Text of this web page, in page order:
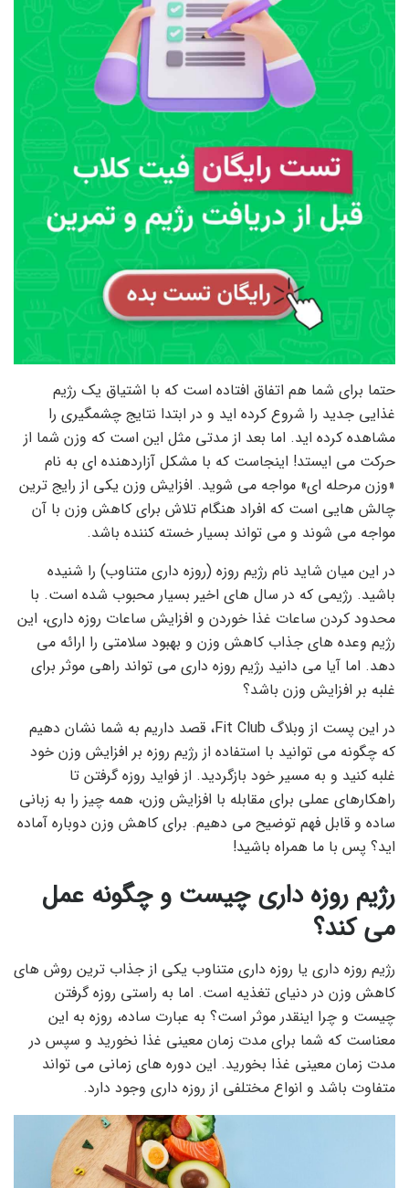
حتما برای شما هم اتفاق افتاده است که با اشتیاق یک رژیم
غذایی جدید را شروع کرده اید و در ابتدا نتایج چشمگیری را
مشاهده کرده اید. اما بعد از مدتی مثل این است که وزن شما از
حرکت می ایستد! اینجاست که با مشکل آزاردهنده ای به نام
«وزن مرحله ای» مواجه می شوید. افزایش وزن یکی از رایج ترین
چالش هایی است که افراد هنگام تلاش برای کاهش وزن با آن
مواجه می شوند و می تواند بسیار خسته کننده باشد.
در این میان شاید نام رژیم روزه (روزه داری متناوب) را شنیده
باشید. رژیمی که در سال های اخیر بسیار محبوب شده است. با
محدود کردن ساعات غذا خوردن و افزایش ساعات روزه داری، این
رژیم وعده های جذاب کاهش وزن و بهبود سلامتی را ارائه می
دهد. اما آیا می دانید رژیم روزه داری می تواند راهی موثر برای
غلبه بر افزایش وزن باشد؟
در این پست از وبلاگ Fit Club، قصد داریم به شما نشان دهیم
که چگونه می توانید با استفاده از رژیم روزه بر افزایش وزن خود
غلبه کنید و به مسیر خود بازگردید. از فواید روزه گرفتن تا
راهکارهای عملی برای مقابله با افزایش وزن، همه چیز را به زبانی
ساده و قابل فهم توضیح می دهیم. برای کاهش وزن دوباره آماده
اید؟ پس با ما همراه باشید!
رژیم روزه داری چیست و چگونه عمل
می کند؟
رژیم روزه داری یا روزه داری متناوب یکی از جذاب ترین روش های
کاهش وزن در دنیای تغذیه است. اما به راستی روزه گرفتن
چیست و چرا اینقدر موثر است؟ به عبارت ساده، روزه به این
معناست که شما برای مدت زمان معینی غذا نخورید و سپس در
مدت زمان معینی غذا بخورید. این دوره های زمانی می تواند
متفاوت باشد و انواع مختلفی از روزه داری وجود دارد.